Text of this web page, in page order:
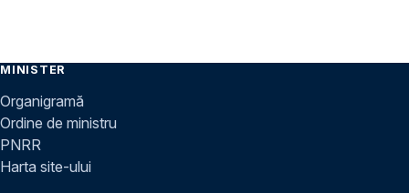
MINISTER
Organigramă
Ordine de ministru
PNRR
Harta site-ului